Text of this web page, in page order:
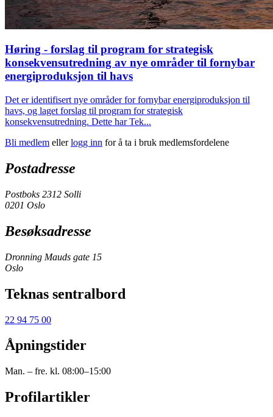
Høring - forslag til program for strategisk
konsekvensutredning av nye områder til fornybar
energiproduksjon til havs
Det er identifisert nye områder for fornybar energiproduksjon til
havs, og laget forslag til program for strategisk
konsekvensutredning. Dette har Tek...
Bli medlem ellerlogg inn for å ta i bruk medlemsfordelene
Postadresse
Postboks 2312 Solli
0201 Oslo
Besøksadresse
Dronning Mauds gate 15
Oslo
Teknas sentralbord
22 94 75 00
Åpningstider
Man. – fre. kl. 08:00–15:00
Profilartikler